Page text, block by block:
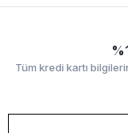
Tüm kredi kartı